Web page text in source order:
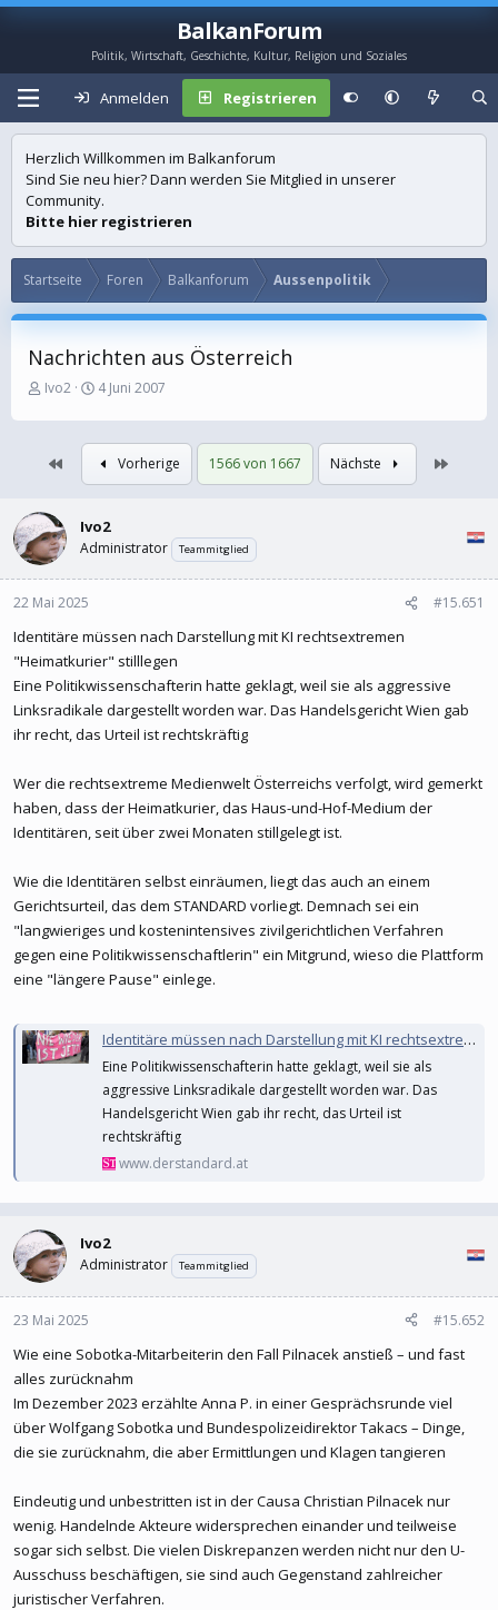
BalkanForum
Politik, Wirtschaft, Geschichte, Kultur, Religion und Soziales
Anmelden Registrieren
Herzlich Willkommen im Balkanforum
Sind Sie neu hier? Dann werden Sie Mitglied in unserer
Community.
Bitte hier registrieren
Startseite Foren Balkanforum Aussenpolitik
Nachrichten aus Österreich
E
s
e
e
r
Ivo2
E
s
t
e
l
t
a
4 Juni 2007
Vorherige 1566 von 1667 Nächste
Ivo2
Administrator Teammitglied
22 Mai 2025 #15.651
Identitäre müssen nach Darstellung mit KI rechtsextremen
"Heimatkurier" stilllegen
Eine Politikwissenschafterin hatte geklagt, weil sie als aggressive
Linksradikale dargestellt worden war. Das Handelsgericht Wien gab
ihr recht, das Urteil ist rechtskräftig
Wer die rechtsextreme Medienwelt Österreichs verfolgt, wird gemerkt
haben, dass der Heimatkurier, das Haus-und-Hof-Medium der
Identitären, seit über zwei Monaten stillgelegt ist.
Wie die Identitären selbst einräumen, liegt das auch an einem
Gerichtsurteil, das dem STANDARD vorliegt. Demnach sei ein
"langwieriges und kostenintensives zivilgerichtlichen Verfahren
gegen eine Politikwissenschaftlerin" ein Mitgrund, wieso die Plattform
eine "längere Pause" einlege.
Identitäre müssen nach Darstellung mit KI rechtsextremen "Heimatkurier" stilllegen
Eine Politikwissenschafterin hatte geklagt, weil sie als
aggressive Linksradikale dargestellt worden war. Das
Handelsgericht Wien gab ihr recht, das Urteil ist
rechtskräftig
www.derstandard.at
Ivo2
Administrator Teammitglied
23 Mai 2025 #15.652
Wie eine Sobotka-Mitarbeiterin den Fall Pilnacek anstieß – und fast
alles zurücknahm
Im Dezember 2023 erzählte Anna P. in einer Gesprächsrunde viel
über Wolfgang Sobotka und Bundespolizeidirektor Takacs – Dinge,
die sie zurücknahm, die aber Ermittlungen und Klagen tangieren
Eindeutig und unbestritten ist in der Causa Christian Pilnacek nur
wenig. Handelnde Akteure widersprechen einander und teilweise
sogar sich selbst. Die vielen Diskrepanzen werden nicht nur den U-
Ausschuss beschäftigen, sie sind auch Gegenstand zahlreicher
juristischer Verfahren.